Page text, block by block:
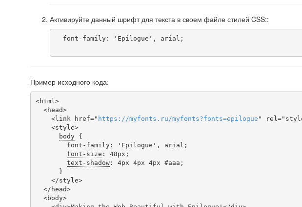
Активируйте данный шрифт для текста в своем файле стилей CSS::
Пример исходного кода:
<html>
    <link href="
https ://myfonts . ru /myfonts?fonts=epilogue "
body {
font-family: 'Epilogue', arial;
font-size : 48px;
text-shadow: 4px 4px 4px #aaa;